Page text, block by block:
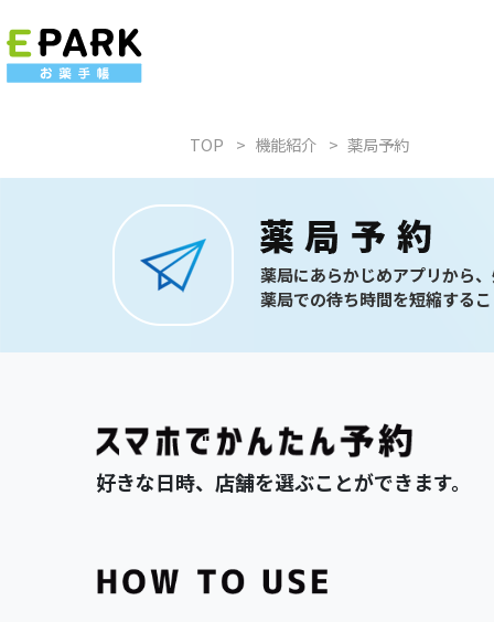
TOP 機能紹介 薬局予約
薬局にあらかじめアプリから
薬局での待ち時間を短縮する
好きな日時、店舗を選ぶことができます。